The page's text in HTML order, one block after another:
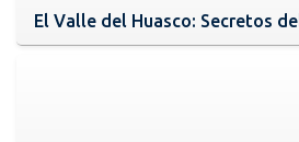
El Valle del Huasco: Secretos